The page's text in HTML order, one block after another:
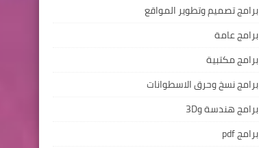
برامج تصميم وتطوير المواقع
برامج عامة
برامج مكتبية
برامج نسخ وحرق الاسطوانات
برامج هندسة و3D
برامج pdf